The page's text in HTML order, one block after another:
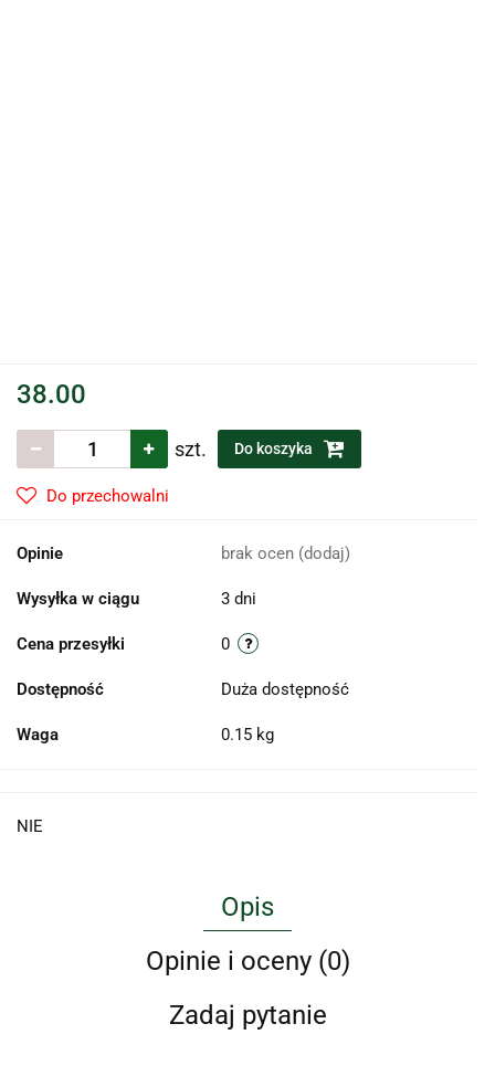
38.00
szt. Do koszyka
Do przechowalni
Opinie brak ocen (dodaj)
Wysyłka w ciągu 3 dni
Cena przesyłki 0
Dostępność Duża dostępność
Waga 0.15 kg
NIE
Opis
Opinie i oceny (0)
Zadaj pytanie